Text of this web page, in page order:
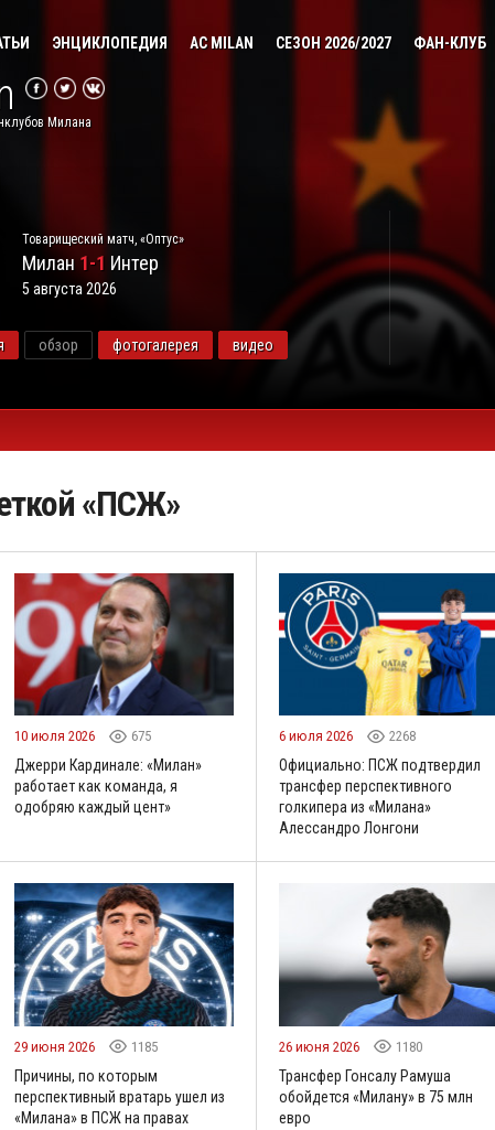
ЭНЦИКЛОПЕДИЯ AC MILAN СЕЗОН 2026/2027 ФАН-КЛУБ
Милана
Товарищеский матч, «Оптус»
Милан 1-1 Интер
5 августа 2026
обзор фотогалерея видео
«ПСЖ»
10 июля 2026 675
Джерри Кардинале: «Милан»
работает как команда, я
одобряю каждый цент»
6 июля 2026 2268
Официально: ПСЖ подтвердил
трансфер перспективного
голкипера из «Милана»
Алессандро Лонгони
29 июня 2026 1185
Причины, по которым
перспективный вратарь ушел из
«Милана» в ПСЖ на правах
26 июня 2026 1180
Трансфер Гонсалу Рамуша
обойдется «Милану» в 75 млн
евро